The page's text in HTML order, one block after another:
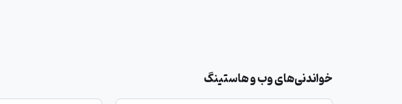
خواندنی‌های وب و هاستینگ